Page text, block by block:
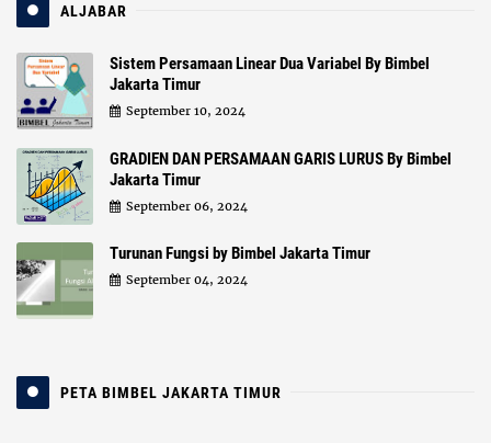
ALJABAR
Sistem Persamaan Linear Dua Variabel By Bimbel
Jakarta Timur
September 10, 2024
GRADIEN DAN PERSAMAAN GARIS LURUS By Bimbel
Jakarta Timur
September 06, 2024
Turunan Fungsi by Bimbel Jakarta Timur
September 04, 2024
PETA BIMBEL JAKARTA TIMUR